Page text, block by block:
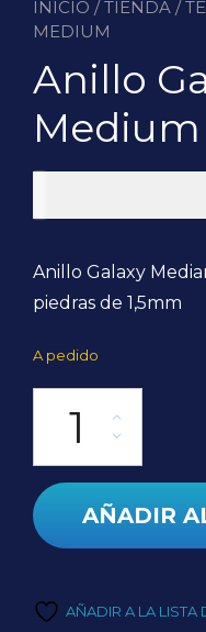
INICIO /TIENDA /
MEDIUM
Anillo
Medium
Anillo Galaxy
piedras de 1,5mm
A pedido
AÑADIR
AÑADIR A LA LISTA